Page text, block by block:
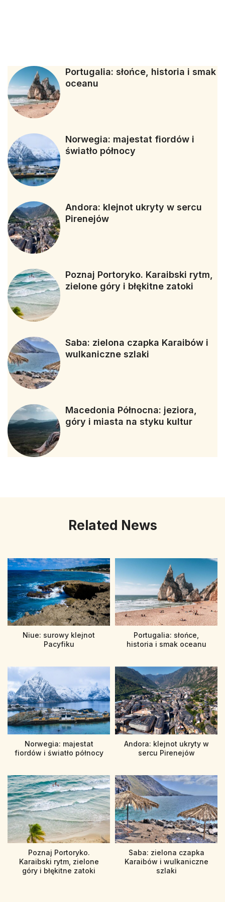
Portugalia: słońce, historia i smak
oceanu
Norwegia: majestat fiordów i
światło północy
Andora: klejnot ukryty w sercu
Pirenejów
Poznaj Portoryko. Karaibski rytm,
zielone góry i błękitne zatoki
Saba: zielona czapka Karaibów i
wulkaniczne szlaki
Macedonia Północna: jeziora,
góry i miasta na styku kultur
Related News
Niue: surowy klejnot
Pacyfiku
Portugalia: słońce,
historia i smak oceanu
Norwegia: majestat
fiordów i światło północy
Andora: klejnot ukryty w
sercu Pirenejów
Poznaj Portoryko.
Karaibski rytm, zielone
góry i błękitne zatoki
Saba: zielona czapka
Karaibów i wulkaniczne
szlaki